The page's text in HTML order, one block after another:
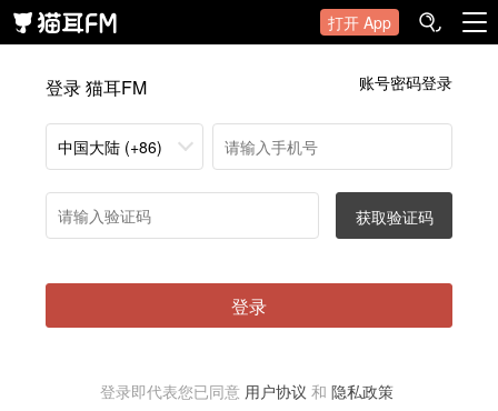
打开 App
登录 猫耳FM 账号密码登录
中国大陆 (+86)
获取验证码
登录
登录即代表您已同意 用户协议 和 隐私政策